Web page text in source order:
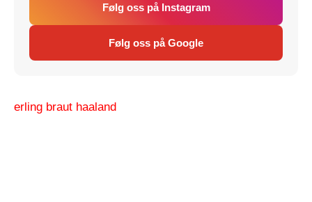
Følg oss på Instagram
Følg oss på Google
erling braut haaland